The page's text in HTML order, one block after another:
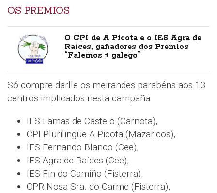
OS PREMIOS
O CPI de A Picota e o IES Agra de
Raíces, gañadores dos Premios
“Falemos + galego”
Só compre darlle os meirandes parabéns aos 13
centros implicados nesta campaña:
IES Lamas de Castelo (Carnota),
CPI Plurilingüe A Picota (Mazaricos),
IES Fernando Blanco (Cee),
IES Agra de Raíces (Cee),
IES Fin do Camiño (Fisterra),
CPR Nosa Sra. do Carme (Fisterra),